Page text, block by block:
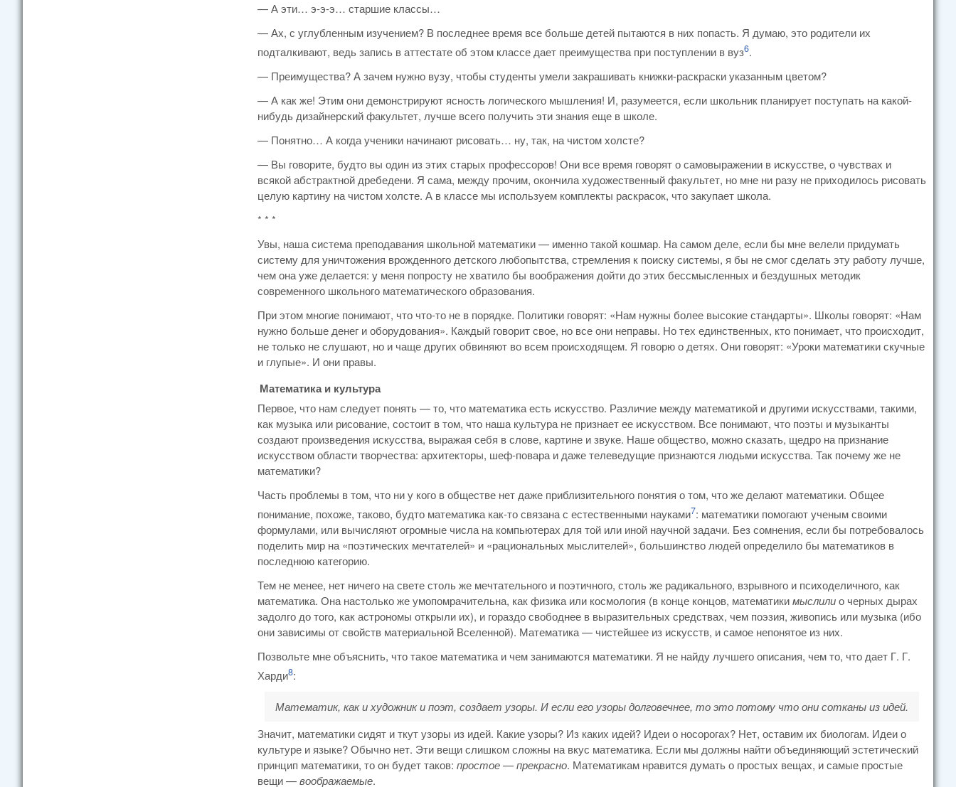
— А эти… э-э-э… старшие классы…
— Ах, с углубленным изучением? В последнее время все больше детей пытаются в них попасть. Я думаю, это родители их
подталкивают, ведь запись в аттестате об этом классе дает преимущества при поступлении в вуз6.
— Преимущества? А зачем нужно вузу, чтобы студенты умели закрашивать книжки-раскраски указанным цветом?
— А как же! Этим они демонстрируют ясность логического мышления! И, разумеется, если школьник планирует поступать на какой-
нибудь дизайнерский факультет, лучше всего получить эти знания еще в школе.
— Понятно… А когда ученики начинают рисовать… ну, так, на чистом холсте?
— Вы говорите, будто вы один из этих старых профессоров! Они все время говорят о самовыражении в искусстве, о чувствах и
всякой абстрактной дребедени. Я сама, между прочим, окончила художественный факультет, но мне ни разу не приходилось рисовать
целую картину на чистом холсте. А в классе мы используем комплекты раскрасок, что закупает школа.
* * *
Увы, наша система преподавания школьной математики — именно такой кошмар. На самом деле, если бы мне велели придумать
систему для уничтожения врожденного детского любопытства, стремления к поиску системы, я бы не смог сделать эту работу лучше,
чем она уже делается: у меня попросту не хватило бы воображения дойти до этих бессмысленных и бездушных методик
современного школьного математического образования.
При этом многие понимают, что что-то не в порядке. Политики говорят: «Нам нужны более высокие стандарты». Школы говорят: «Нам
нужно больше денег и оборудования». Каждый говорит свое, но все они неправы. Но тех единственных, кто понимает, что происходит,
не только не слушают, но и чаще других обвиняют во всем происходящем. Я говорю о детях. Они говорят: «Уроки математики скучные
и глупые». И они правы.
Математика и культура
Первое, что нам следует понять — то, что математика есть искусство. Различие между математикой и другими искусствами, такими,
как музыка или рисование, состоит в том, что наша культура не признает ее искусством. Все понимают, что поэты и музыканты
создают произведения искусства, выражая себя в слове, картине и звуке. Наше общество, можно сказать, щедро на признание
искусством области творчества: архитекторы, шеф-повара и даже телеведущие признаются людьми искусства. Так почему же не
математики?
Часть проблемы в том, что ни у кого в обществе нет даже приблизительного понятия о том, что же делают математики. Общее
понимание, похоже, таково, будто математика как-то связана с естественными науками7: математики помогают ученым своими
формулами, или вычисляют огромные числа на компьютерах для той или иной научной задачи. Без сомнения, если бы потребовалось
поделить мир на «поэтических мечтателей» и «рациональных мыслителей», большинство людей определило бы математиков в
последнюю категорию.
Тем не менее, нет ничего на свете столь же мечтательного и поэтичного, столь же радикального, взрывного и психоделичного, как
математика. Она настолько же умопомрачительна, как физика или космология (в конце концов, математикимыслилио черных дырах
задолго до того, как астрономы открыли их), и гораздо свободнее в выразительных средствах, чем поэзия, живопись или музыка (ибо
они зависимы от свойств материальной Вселенной). Математика — чистейшее из искусств, и самое непонятое из них.
Позвольте мне объяснить, что такое математика и чем занимаются математики. Я не найду лучшего описания, чем то, что дает Г. Г.
Харди8:
Математик, как и художник и поэт, создает узоры. И если его узоры долговечнее, то это потому что они сотканы из идей.
Значит, математики сидят и ткут узоры из идей. Какие узоры? Из каких идей? Идеи о носорогах? Нет, оставим их биологам. Идеи о
культуре и языке? Обычно нет. Эти вещи слишком сложны на вкус математика. Если мы должны найти объединяющий эстетический
принцип математики, то он будет таков: простое — прекрасно. Математикам нравится думать о простых вещах, и самые простые
вещи —воображаемые.